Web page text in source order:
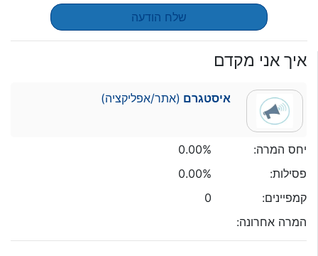
שלח הודעה
איך אני מקדם
איסטגרם (אתר/אפליקציה)
יחס המרה:
0.00%
פסילות:
0.00%
קמפיינים:
0
המרה אחרונה: